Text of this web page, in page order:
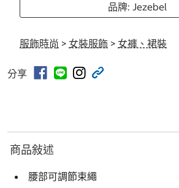
品牌: Jezebel
服飾時尚 > 女裝服飾 > 女褲、裙裝
分享
商品敍述
腰部可調節束繩